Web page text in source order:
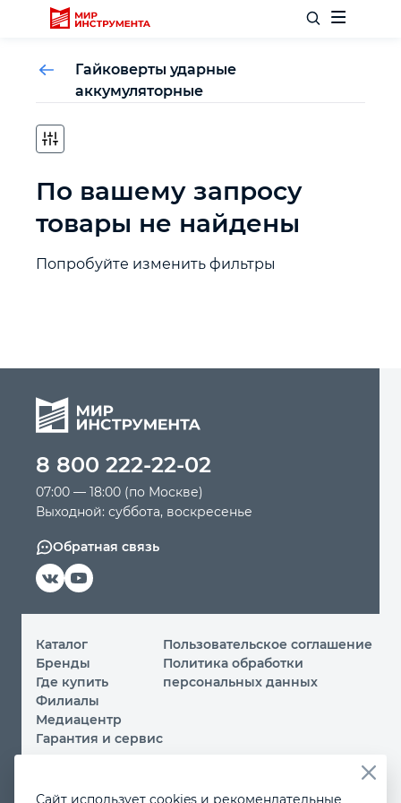
Отделочный инструмент
Слесарный инструмент
Столярный инструмент
Крепежный инструмент
Режущий инструмент
Прочий инструмент
Гайковерты ударные
аккумуляторные
По вашему запросу
товары не найдены
Попробуйте изменить фильтры
8 800 222-22-02
07:00 — 18:00 (по Москве)
Выходной: суббота, воскресенье
Обратная связь
Каталог
Бренды
Где купить
Филиалы
Медиацентр
Гарантия и сервис
Пользовательское соглашение
Политика обработки
персональных данных
Сайт использует cookies и рекомендательные